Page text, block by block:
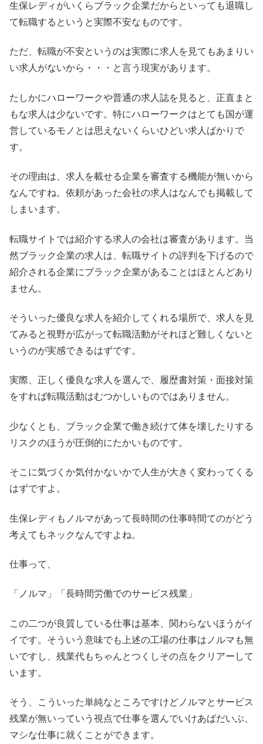
生保レディがいくらブラック企業だからといっても退職し
て転職するというと実際不安なものです。
ただ、転職が不安というのは実際に求人を見てもあまりい
い求人がないから・・・と言う現実があります。
たしかにハローワークや普通の求人誌を見ると、正直まと
もな求人は少ないです。特にハローワークはとても国が運
営しているモノとは思えないくらいひどい求人ばかりで
す。
その理由は、求人を載せる企業を審査する機能が無いから
なんですね。依頼があった会社の求人はなんでも掲載して
しまいます。
転職サイトでは紹介する求人の会社は審査があります。当
然ブラック企業の求人は、転職サイトの評判を下げるので
紹介される企業にブラック企業があることはほとんどあり
ません。
そういった優良な求人を紹介してくれる場所で、求人を見
てみると視野が広がって転職活動がそれほど難しくないと
いうのが実感できるはずです。
実際、正しく優良な求人を選んで、履歴書対策・面接対策
をすれば転職活動はむつかしいものではありません。
少なくとも、ブラック企業で働き続けて体を壊したりする
リスクのほうが圧倒的にたかいものです。
そこに気づくか気付かないかで人生が大きく変わってくる
はずですよ。
生保レディもノルマがあって長時間の仕事時間てのがどう
考えてもネックなんですよね。
仕事って、
「ノルマ」「長時間労働でのサービス残業」
この二つが良質している仕事は基本、関わらないほうがイ
イです。そういう意味でも上述の工場の仕事はノルマも無
いですし、残業代もちゃんとつくしその点をクリアーして
います。
そう、こういった単純なところですけどノルマとサービス
残業が無いっていう視点で仕事を選んでいけあばだいぶ、
マシな仕事に就くことができます。